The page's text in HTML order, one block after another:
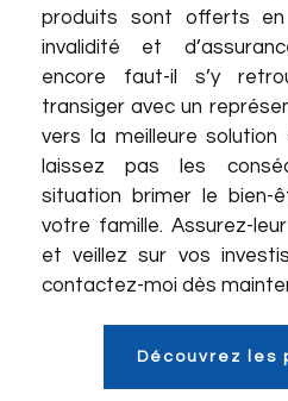
produits sont offerts en
invalidité et
encore faut-il s’y
transiger avec un
vers la meilleure solution
laissez pas les
situation brimer le bien-
votre famille. Assurez-
et veillez sur vos
contactez-moi dès
Découvrez les